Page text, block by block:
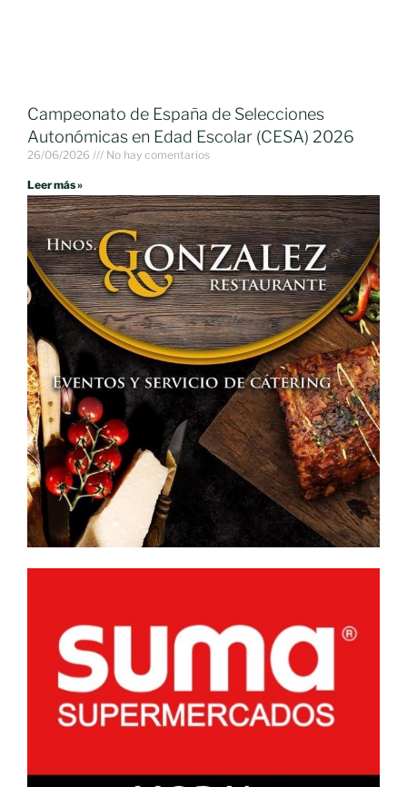
Campeonato de España de Selecciones
Autonómicas en Edad Escolar (CESA) 2026
26/06/2026 No hay comentarios
Leer más »